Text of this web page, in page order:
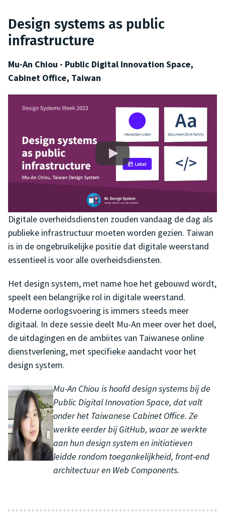
Design systems as public
infrastructure
Mu-An Chiou - Public Digital Innovation Space,
Cabinet Office, Taiwan
Digitale overheidsdiensten zouden vandaag de dag als
publieke infrastructuur moeten worden gezien. Taiwan
is in de ongebruikelijke positie dat digitale weerstand
essentieel is voor alle overheidsdiensten.
Het design system, met name hoe het gebouwd wordt,
speelt een belangrijke rol in digitale weerstand.
Moderne oorlogsvoering is immers steeds meer
digitaal. In deze sessie deelt Mu-An meer over het doel,
de uitdagingen en de ambiites van Taiwanese online
dienstverlening, met specifieke aandacht voor het
design system.
Mu-An Chiou is hoofd design systems bij de
Public Digital Innovation Space, dat valt
onder het Taiwanese Cabinet Office. Ze
werkte eerder bij GitHub, waar ze werkte
aan hun design system en initiatieven
leidde rondom toegankelijkheid, front-end
architectuur en Web Components.